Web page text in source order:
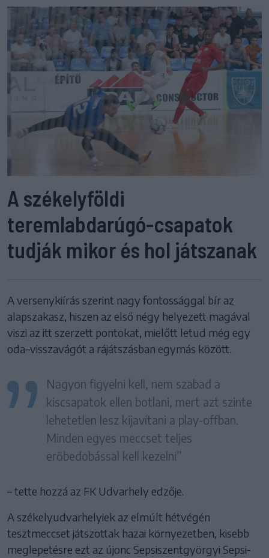
A székelyföldi
teremlabdarúgó-csapatok
tudják mikor és hol játszanak
A versenykiírás szerint nagy fontossággal bír az
alapszakasz, hiszen az első négy helyezett magával
viszi az itt szerzett pontokat, mielőtt letud még egy
oda–visszavágót a rájátszásban egymás között.
Nagyon figyelni kell, nem szabad a
kiscsapatok ellen botlani, mert azt szinte
lehetetlen lesz kijavítani a play-offban.
Minden egyes meccset teljes
erőbedobással kell kezelni”
– tette hozzá az FK Udvarhely edzője.
A székelyudvarhelyiek az elmúlt hétvégén
tesztmeccset játszottak hazai környezetben, kisebb
meglepetésre ezt az újonc Sepsiszentgyörgyi Sepsi-